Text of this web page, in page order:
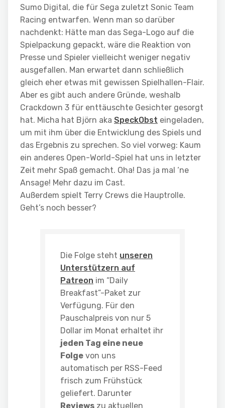
Sumo Digital, die für Sega zuletzt Sonic Team
Racing entwarfen. Wenn man so darüber
nachdenkt: Hätte man das Sega-Logo auf die
Spielpackung gepackt, wäre die Reaktion von
Presse und Spieler vielleicht weniger negativ
ausgefallen. Man erwartet dann schließlich
gleich eher etwas mit gewissen Spielhallen-Flair.
Aber es gibt auch andere Gründe, weshalb
Crackdown 3 für enttäuschte Gesichter gesorgt
hat. Micha hat Björn aka SpeckObst eingeladen,
um mit ihm über die Entwicklung des Spiels und
das Ergebnis zu sprechen. So viel vorweg: Kaum
ein anderes Open-World-Spiel hat uns in letzter
Zeit mehr Spaß gemacht. Oha! Das ja mal ‘ne
Ansage! Mehr dazu im Cast.
Außerdem spielt Terry Crews die Hauptrolle.
Geht’s noch besser?
Die Folge steht unseren
Unterstützern auf
Patreon im “Daily
Breakfast”-Paket zur
Verfügung. Für den
Pauschalpreis von nur 5
Dollar im Monat erhaltet ihr
jeden Tag eine neue
Folge von uns
automatisch per RSS-Feed
frisch zum Frühstück
geliefert. Darunter
Reviews zu aktuellen